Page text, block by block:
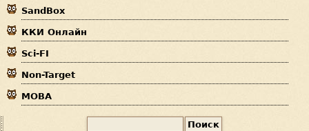
с
ь
SandBox
ККИ Онлайн
Sci-FI
Non-Target
MOBA